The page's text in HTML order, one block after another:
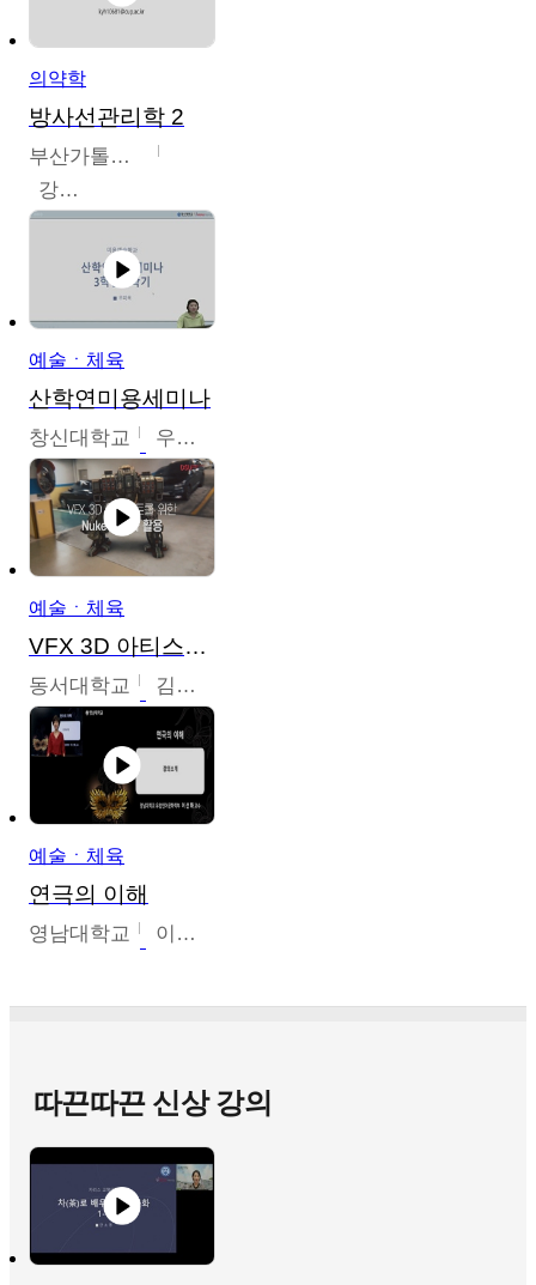
의약학
방사선관리학 2
부산가톨릭대학교
강연희
예술ㆍ체육
산학연미용세미나
창신대학교 우미옥,오윤경,박선이
예술ㆍ체육
VFX 3D 아티스트를 위한 Nuke 의 이해와 활용
동서대학교 김시현
예술ㆍ체육
연극의 이해
영남대학교 이선화
따끈따끈 신상 강의